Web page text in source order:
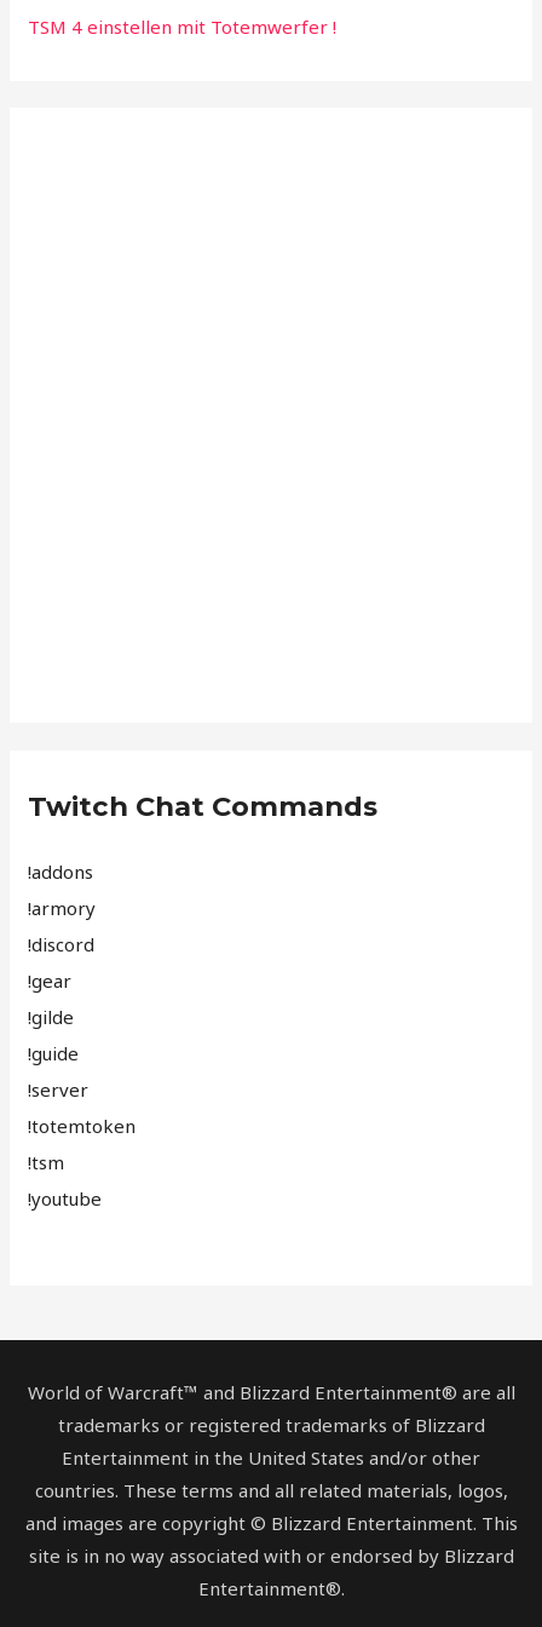
TSM 4 einstellen mit Totemwerfer !
Twitch Chat Commands
!addons
!armory
!discord
!gear
!gilde
!guide
!server
!totemtoken
!tsm
!youtube
World of Warcraft™ and Blizzard Entertainment® are all
trademarks or registered trademarks of Blizzard
Entertainment in the United States and/or other
countries. These terms and all related materials, logos,
and images are copyright © Blizzard Entertainment. This
site is in no way associated with or endorsed by Blizzard
Entertainment®.